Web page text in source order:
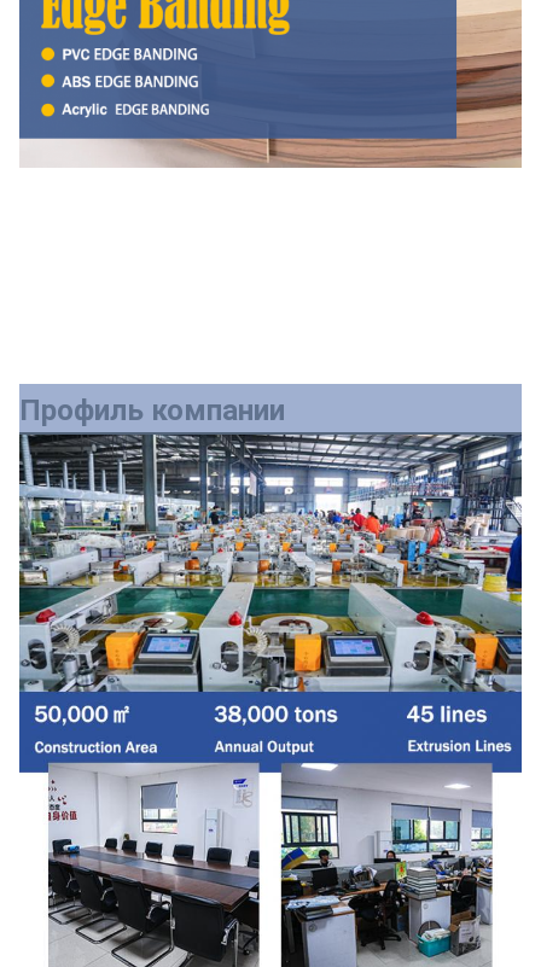
Профиль компании